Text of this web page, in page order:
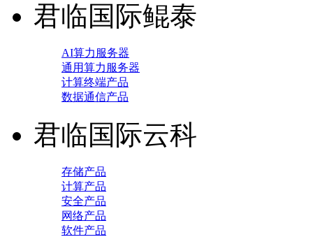
君临国际鲲泰
AI算力服务器
通用算力服务器
计算终端产品
数据通信产品
君临国际云科
存储产品
计算产品
安全产品
网络产品
软件产品